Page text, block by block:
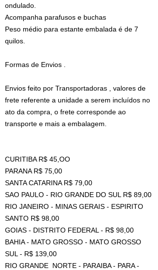
ondulado.
Acompanha parafusos e buchas
Peso médio para estante embalada é de 7
quilos.
Formas de Envios .
Envios feito por Transportadoras , valores de
frete referente a unidade a serem incluídos no
ato da compra, o frete corresponde ao
transporte e mais a embalagem.
CURITIBA R$ 45,OO
PARANA R$ 75,00
SANTA CATARINA R$ 79,00
SAO PAULO - RIO GRANDE DO SUL R$ 89,00
RIO JANEIRO - MINAS GERAIS - ESPIRITO
SANTO R$ 98,00
GOIAS - DISTRITO FEDERAL - R$ 98,00
BAHIA - MATO GROSSO - MATO GROSSO
SUL - R$ 139,00
RIO GRANDE NORTE - PARAIBA - PARA -